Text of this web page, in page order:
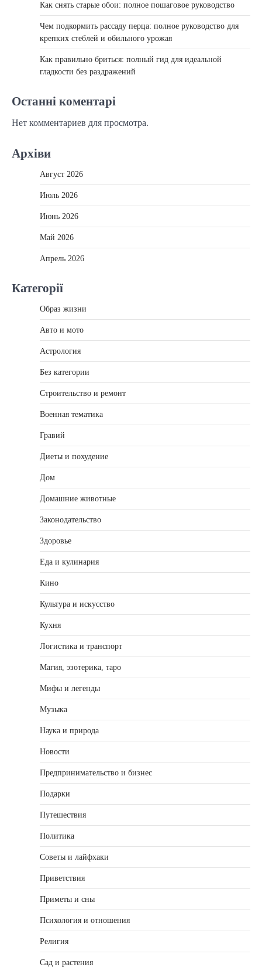
Как снять старые обои: полное пошаговое руководство
Чем подкормить рассаду перца: полное руководство для
крепких стеблей и обильного урожая
Как правильно бриться: полный гид для идеальной
гладкости без раздражений
Останні коментарі
Нет комментариев для просмотра.
Архіви
Август 2026
Июль 2026
Июнь 2026
Май 2026
Апрель 2026
Категорії
Образ жизни
Авто и мото
Астрология
Без категории
Строительство и ремонт
Военная тематика
Гравий
Диеты и похудение
Дом
Домашние животные
Законодательство
Здоровье
Еда и кулинария
Кино
Культура и искусство
Кухня
Логистика и транспорт
Магия, эзотерика, таро
Мифы и легенды
Музыка
Наука и природа
Новости
Предпринимательство и бизнес
Подарки
Путешествия
Политика
Советы и лайфхаки
Приветствия
Приметы и сны
Психология и отношения
Религия
Сад и растения